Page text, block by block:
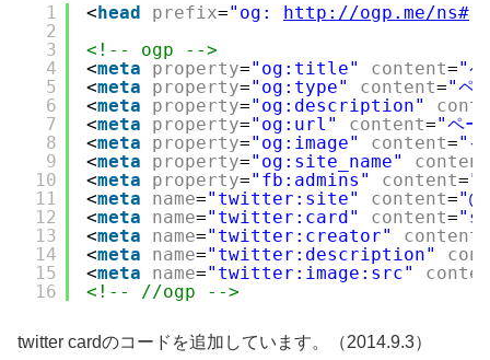
1
2
3
4
5
6
7
8
9
10
11
12
13
14
15
16
<head prefix="og: http://ogp.me/ns#
<!-- ogp -->
<meta property="og:title" content="ペ
<meta property="og:type" content="ペ
<meta property="og:description"
<meta property="og:url" content="ペー
<meta property="og:image" content="イ
<meta property="og:site_name"
content
<meta property="fb:admins" content=
<meta name="twitter:site" content=
<meta name="twitter:card" content=
<meta name="twitter:creator" content
<meta name="twitter:description"
<meta name="twitter:image:src"
<!-- //ogp -->
twitter cardのコードを追加しています。（2014.9.3）